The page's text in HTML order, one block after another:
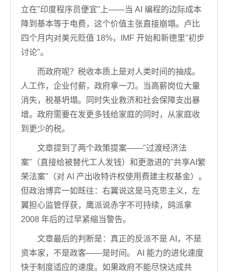
立在"印度程序员便宜"上——当 AI 编程的边际成本
降到基本等于电费，这个价值主张直接崩塌。卢比
四个月内对美元贬值 18%，IMF 开始和新德里"初步
讨论"。
而政府呢？税收本质上是对人类时间的抽成。
人工作，企业付薪，政府拿一刀。当高薪岗位大量
消失，税基坍塌。同时失业救济和社会保障支出暴
增。政府需要在发更多钱给家庭的同时，从家庭收
到更少的税。
文章提到了两个政策提案——"过渡经济法
案"（直接给被替代工人发钱）和更激进的"共享AI繁
荣法案"（对 AI 产出收特许权使用费建主权基金）。
但政治博弈一如既往：右翼说这是马克思主义，左
翼担心监管俘获，鹰派说赤字不可持续，鸽派拿
2008 年后的过早紧缩当警告。
文章最后的判断是：真正的反派不是 AI，不是
资本家，不是政客——是时间。 AI 能力的进化速度
快于制度适应的速度。如果政府不能尽快达成共